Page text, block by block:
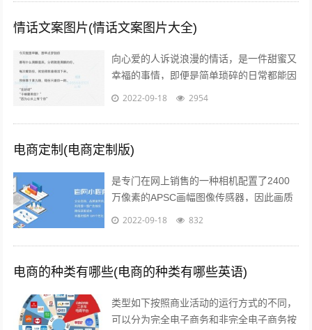
情话文案图片(情话文案图片大全)
向心爱的人诉说浪漫的情话，是一件甜蜜又
幸福的事情，即便是简单琐碎的日常都能因
此变得粉红起来下面就给大家分享一些简短
2022-09-18 2954
电商定制(电商定制版)
是专门在网上销售的一种相机配置了2400
万像素的APSC画幅图像传感器，因此画质
上的表现是令人信服的相位检测和对比度检
2022-09-18 832
电商的种类有哪些(电商的种类有哪些英语)
类型如下按照商业活动的运行方式的不同，
可以分为完全电子商务和非完全电子商务按